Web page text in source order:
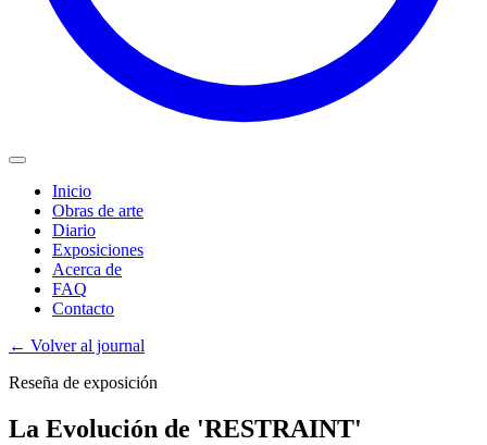
Inicio
Obras de arte
Diario
Exposiciones
Acerca de
FAQ
Contacto
← Volver al journal
Reseña de exposición
La Evolución de 'RESTRAINT'